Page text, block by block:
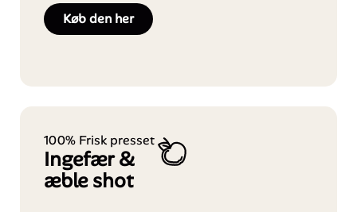
Køb den her
100% Frisk presset
Ingefær &
æble shot